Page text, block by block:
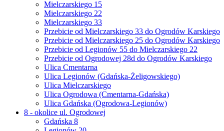
Mielczarskiego 15
Mielczarskiego 22
Mielczarskiego 33
Przebicie od Mielczarskiego 33 do Ogrodów Karskiego
Przebicie od Mielczarskiego 25 do Ogrodów Karskiego
Przebicie od Legionów 55 do Mielczarskiego 22
Przebicie od Ogrodowej 28d do Ogrodów Karskiego
Ulica Cmentarna
Ulica Legionów (Gdańska-Żeligowskiego)
Ulica Mielczarskiego
Ulica Ogrodowa (Cmentarna-Gdańska)
Ulica Gdańska (Ogrodowa-Legionów)
8 - okolice ul. Ogrodowej
Gdańska 8